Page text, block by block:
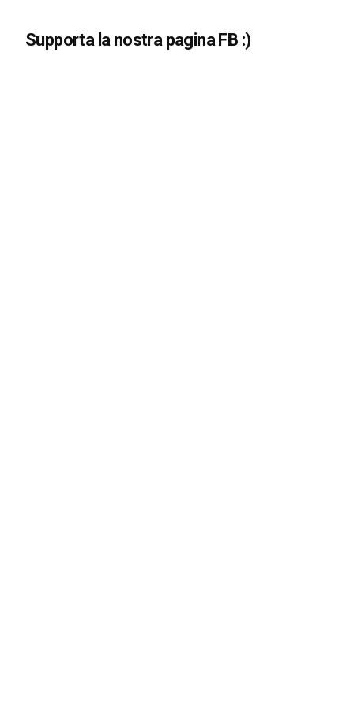
Supporta la nostra pagina FB :)